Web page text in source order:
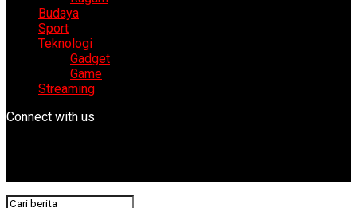
Budaya
Sport
Teknologi
Gadget
Game
Streaming
Connect with us